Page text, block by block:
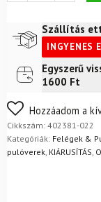
kapucnis
fekete
mennyiség
Szállítás
INGYENES
Futár a címre2 400
FoxPost
Egyszerű
1600 Ft
Nem biztos a
egyszerűen
Mik a
Hozzáadom a
Cikkszám: 402381-022
Kategóriák: Felégek &
pulóverek KIÁRUSÍTÁS